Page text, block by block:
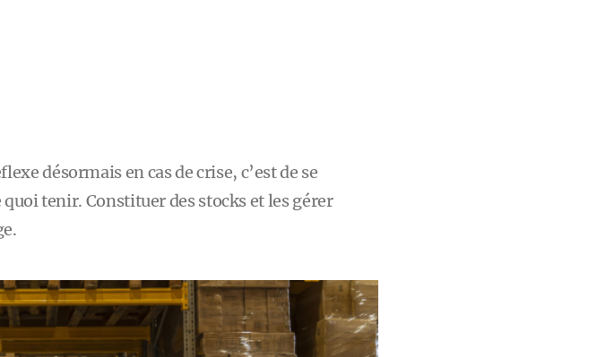
désormais en cas de crise, c’est de se
tenir. Constituer des stocks et les gérer